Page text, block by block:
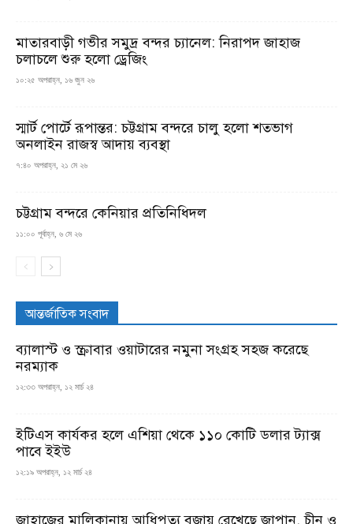
মাতারবাড়ী গভীর সমুদ্র বন্দর চ্যানেল: নিরাপদ জাহাজ
চলাচলে শুরু হলো ড্রেজিং
১০:২৫ অপরাহ্ন, ১৬ জুন ২৬
স্মার্ট পোর্টে রূপান্তর: চট্টগ্রাম বন্দরে চালু হলো শতভাগ
অনলাইন রাজস্ব আদায় ব্যবস্থা
৭:৪০ অপরাহ্ন, ২১ মে ২৬
চট্টগ্রাম বন্দরে কেনিয়ার প্রতিনিধিদল
১১:০০ পূর্বাহ্ন, ৬ মে ২৬
আন্তর্জাতিক সংবাদ
ব্যালাস্ট ও স্ক্রাবার ওয়াটারের নমুনা সংগ্রহ সহজ করেছে
নরম্যাক
১২:৩৩ অপরাহ্ন, ১২ মার্চ ২৪
ইটিএস কার্যকর হলে এশিয়া থেকে ১১০ কোটি ডলার ট্যাক্স
পাবে ইইউ
১২:১৯ অপরাহ্ন, ১২ মার্চ ২৪
জাহাজের মালিকানায় আধিপত্য বজায় রেখেছে জাপান, চীন ও